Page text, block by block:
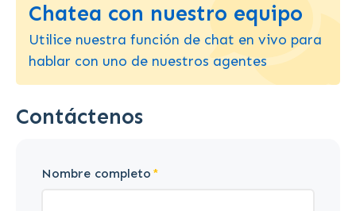
Chatea con nuestro equipo
Utilice nuestra función de chat en vivo para
hablar con uno de nuestros agentes
Contáctenos
Nombre completo